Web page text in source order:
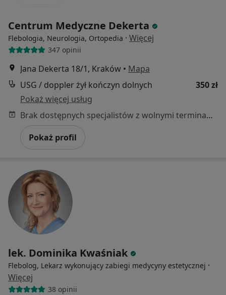
Centrum Medyczne Dekerta
Flebologia, Neurologia, Ortopedia · Więcej
347 opinii
Jana Dekerta 18/1, Kraków • Mapa
USG / doppler żył kończyn dolnych
350 zł
Pokaż więcej usług
Brak dostępnych specjalistów z wolnymi terminami w tym centrum medycznym.
Pokaż profil
lek. Dominika Kwaśniak
Flebolog, Lekarz wykonujący zabiegi medycyny estetycznej ·
Więcej
38 opinii